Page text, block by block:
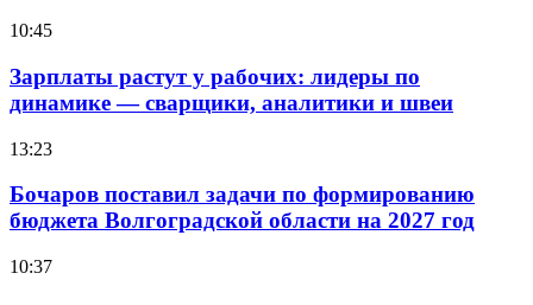
10:45
Зарплаты растут у рабочих: лидеры по
динамике — сварщики, аналитики и швеи
13:23
Бочаров поставил задачи по формированию
бюджета Волгоградской области на 2027 год
10:37